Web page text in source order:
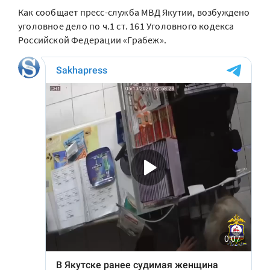
Как сообщает пресс-служба МВД Якутии, возбуждено
уголовное дело по ч.1 ст. 161 Уголовного кодекса
Российской Федерации «Грабеж».